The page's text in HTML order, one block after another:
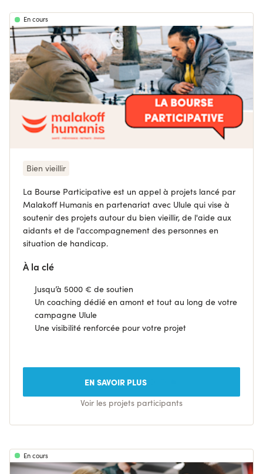
En cours
Bien vieillir
La Bourse Participative est un appel à projets lancé par
Malakoff Humanis en partenariat avec Ulule qui vise à
soutenir des projets autour du bien vieillir, de l'aide aux
aidants et de l'accompagnement des personnes en
situation de handicap.
À la clé
Jusqu’à 5000 € de soutien
Un coaching dédié en amont et tout au long de votre
campagne Ulule
Une visibilité renforcée pour votre projet
EN SAVOIR PLUS
Voir les projets participants
En cours